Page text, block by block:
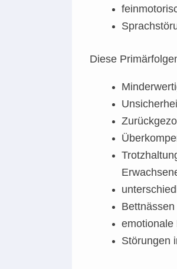
Diese
emotionale
Störungen